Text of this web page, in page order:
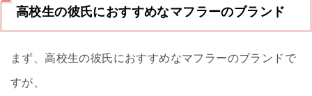
高校生の彼氏におすすめなマフラーのブランド
まず、高校生の彼氏におすすめなマフラーのブランドで
すが、